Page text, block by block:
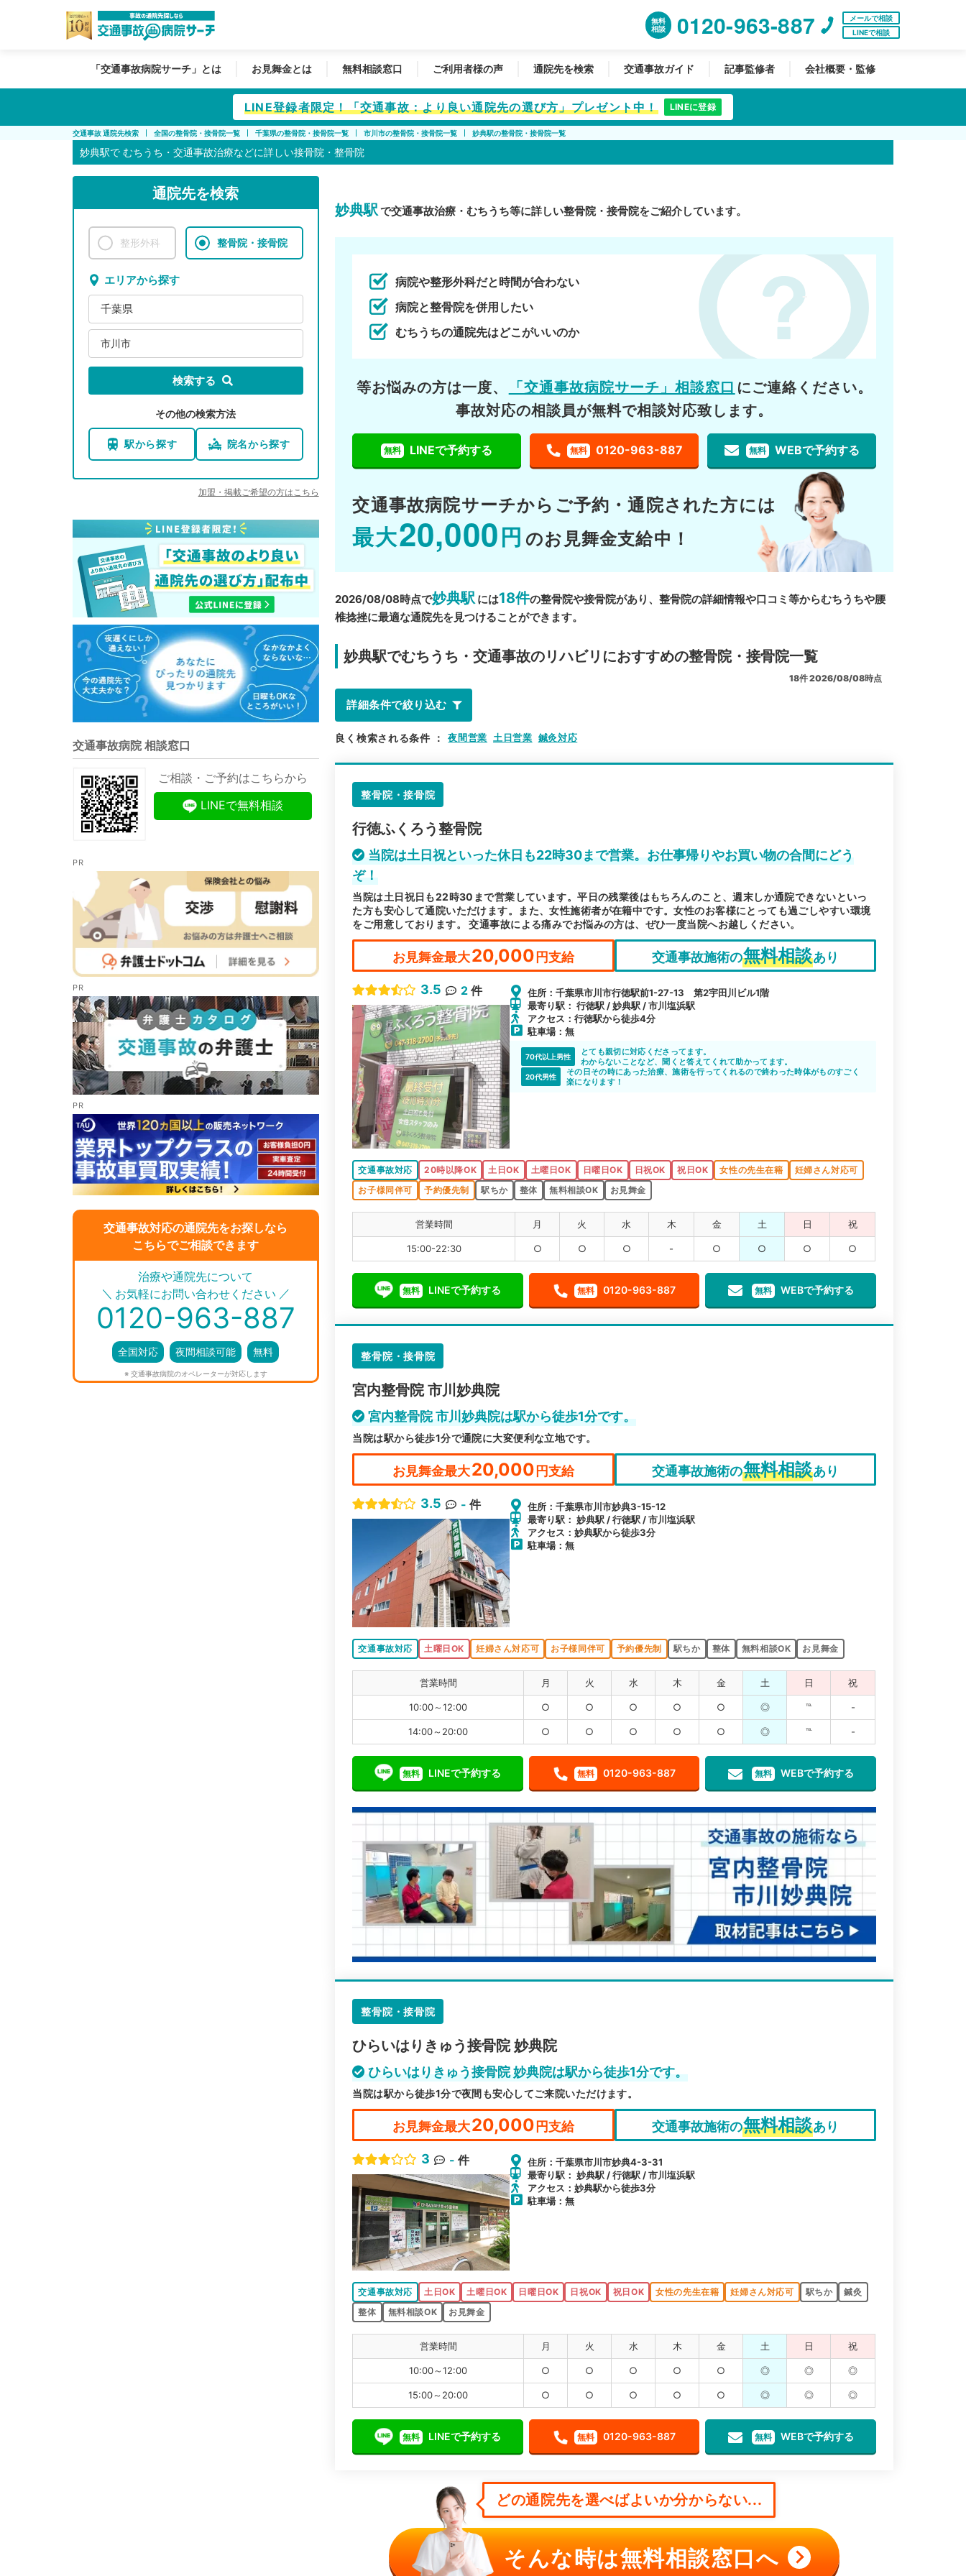
無料
相談
0120-963-887
メールで相談
LINEで相談
「交通事故病院サーチ」とは お見舞金とは 無料相談窓口 ご利用者様の声 通院先を検索 交通事故ガイド 記事監修者 会社概要・監修
LINE登録者限定！「交通事故：より良い通院先の選び方」プレゼント中！ LINEに登録
交通事故 通院先検索 全国の整骨院・接骨院一覧 千葉県の整骨院・接骨院一覧 市川市の整骨院・接骨院一覧 妙典駅の整骨院・接骨院一覧
妙典駅で むちうち・交通事故治療などに詳しい接骨院・整骨院
通院先を検索
整形外科 整骨院・接骨院
エリアから探す
千葉県
市川市
検索する
その他の検索方法
駅から探す 院名から探す
加盟・掲載ご希望の方はこちら
交通事故病院 相談窓口
ご相談・ご予約はこちらから
LINEで無料相談
交通事故対応の通院先をお探しなら
こちらでご相談できます
＼ ／
治療や通院先について
お気軽にお問い合わせください
0120-963-887
全国対応 夜間相談可能 無料
※ 交通事故病院のオペレーターが対応します
妙典駅で交通事故治療・むちうち等に詳しい整骨院・接骨院をご紹介しています。
病院や整形外科だと時間が合わない
病院と整骨院を併用したい
むちうちの通院先はどこがいいのか
等お悩みの方は一度、 「交通事故病院サーチ」相談窓口 にご連絡ください。
事故対応の相談員が無料で相談対応致します。
無料 LINEで予約する 無料 0120-963-887 無料 WEBで予約する
交通事故病院サーチから ご予約・通院された方には
最大20,000 円 のお見舞金支給中！
2026/08/08時点で妙典駅 には18件の整骨院や接骨院があり、整骨院の詳細情報や口コミ等からむちうちや腰
椎捻挫に最適な通院先を見つけることができます。
妙典駅でむちうち・交通事故のリハビリにおすすめの整骨院・接骨院一覧
18件2026/08/08時点
詳細条件で絞り込む
良く検索される条件 ： 夜間営業 土日営業 鍼灸対応
整骨院・接骨院
行徳ふくろう整骨院
当院は土日祝といった休日も22時30まで営業。お仕事帰りやお買い物の合間にどう
ぞ！
当院は土日祝日も22時30まで営業しています。平日の残業後はもちろんのこと、週末しか通院できないといっ
た方も安心して通院いただけます。また、女性施術者が在籍中です。女性のお客様にとっても過ごしやすい環境
をご用意しております。 交通事故による痛みでお悩みの方は、ぜひ一度当院へお越しください。
お見舞金最大20,000円支給 交通事故施術の無料相談あり
3.5 2 件
住所：千葉県市川市行徳駅前1-27-13 第2宇田川ビル1階
最寄り駅： 行徳駅 / 妙典駅 / 市川塩浜駅
アクセス：行徳駅から徒歩4分
駐車場：無
70代以上男性
とても親切に対応くださってます。
わからないことなど、聞くと答えてくれて助かってます。
20代男性
その日その時にあった治療、施術を行ってくれるので終わった時体がものすごく
楽になります！
交通事故対応 20時以降OK 土日OK 土曜日OK 日曜日OK 日祝OK 祝日OK 女性の先生在籍
妊婦さん対応可
お子様同伴可
予約優先制 駅ちか 整体 無料相談OK お見舞金
営業時間 月 火 水 木 金 土 日 祝
15:00-22:30 ○ ○ ○ - ○ ○ ○ ○
無料 LINEで予約する 無料 0120-963-887 無料 WEBで予約する
整骨院・接骨院
宮内整骨院 市川妙典院
宮内整骨院 市川妙典院は駅から徒歩1分です。
当院は駅から徒歩1分で通院に大変便利な立地です。
お見舞金最大20,000円支給 交通事故施術の無料相談あり
3.5 - 件
住所：千葉県市川市妙典3-15-12
最寄り駅： 妙典駅 / 行徳駅 / 市川塩浜駅
アクセス：妙典駅から徒歩3分
駐車場：無
交通事故対応 土曜日OK 妊婦さん対応可 お子様同伴可 予約優先制 駅ちか 整体 無料相談OK お見舞金
営業時間 月 火 水 木 金 土 日 祝
10:00～12:00 ○ ○ ○ ○ ○ ◎ ℡ -
14:00～20:00 ○ ○ ○ ○ ○ ◎ ℡ -
無料 LINEで予約する 無料 0120-963-887 無料 WEBで予約する
整骨院・接骨院
ひらいはりきゅう接骨院 妙典院
ひらいはりきゅう接骨院 妙典院は駅から徒歩1分です。
当院は駅から徒歩1分で夜間も安心してご来院いただけます。
お見舞金最大20,000円支給 交通事故施術の無料相談あり
3 - 件
住所：千葉県市川市妙典4-3-31
最寄り駅： 妙典駅 / 行徳駅 / 市川塩浜駅
アクセス：妙典駅から徒歩3分
駐車場：無
交通事故対応 土日OK 土曜日OK 日曜日OK 日祝OK 祝日OK 女性の先生在籍 妊婦さん対応可 駅ちか
鍼灸
整体
無料相談OK お見舞金
営業時間 月 火 水 木 金 土 日 祝
10:00～12:00 ○ ○ ○ ○ ○ ◎ ◎ ◎
15:00～20:00 ○ ○ ○ ○ ○ ◎ ◎ ◎
無料 LINEで予約する 無料 0120-963-887 無料 WEBで予約する
どの通院先を選べばよいか分からない...
そんな時は無料相談窓口へ